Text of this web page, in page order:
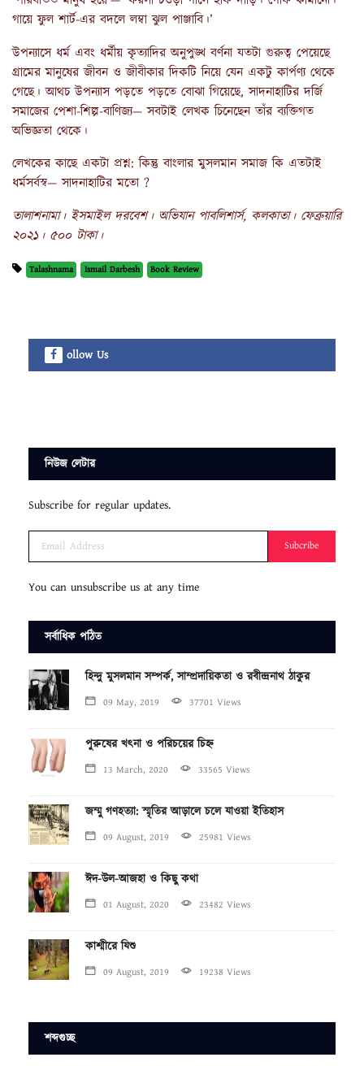
গায়ে ফুল শার্ট-এর বদলে লম্বা ঝুল পাঞ্জাবি।’
উপন্যাসে ধর্ম এবং ধর্মীয় কৃত্যাদির অনুপুঙ্খ বর্ণনা যতটা গুরুত্ব পেয়েছে
গ্রামের মানুষের জীবন ও জীবীকার দিকটি নিয়ে যেন একটু কার্পণ্য থেকে
গেছে। আথচ উপন্যাস পড়তে পড়তে বোঝা গিয়েছে, সাদনাহাটির দর্জি
সমাজের পেশা-শিল্প-বাণিজ্য— সবটাই লেখক চিনেছেন তাঁর ব্যক্তিগত
অভিজ্ঞতা থেকে।
লেখকের কাছে একটা প্রশ্ন: কিন্তু বাংলার মুসলমান সমাজ কি এতটাই
ধর্মসর্বস্ব— সাদনাহাটির মতো ?
তালাশনামা। ইসমাইল দরবেশ। অভিযান পাবলিশার্স, কলকাতা। ফেব্রুয়ারি
২০২১। ৫০০ টাকা।
Talashnama Ismail Darbesh Book Review
ollow Us
নিউজ লেটার
Subscribe for regular updates.
Subcribe
You can unsubscribe us at any time
সর্বাধিক পঠিত
হিন্দু মুসলমান সম্পর্ক, সাম্প্রদায়িকতা ও রবীন্দ্রনাথ ঠাকুর
09 May, 2019 37701 Views
পুরুষের খৎনা ও পরিচয়ের চিহ্ন
13 March, 2020 33565 Views
জম্মু গণহত্যা: স্মৃতির আড়ালে চলে যাওয়া ইতিহাস
09 August, 2019 25981 Views
ঈদ-উল-আজহা ও কিছু কথা
01 August, 2020 23482 Views
কাশ্মীরে যিশু
09 August, 2019 19238 Views
শব্দগুচ্ছ